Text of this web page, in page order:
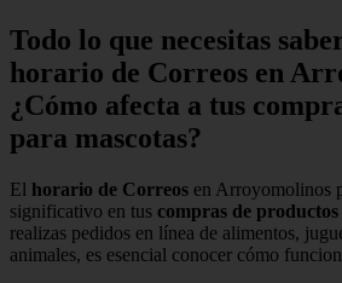
Todo lo que necesitas
horario de Correos en
¿Cómo afecta a tus
para mascotas?
El horario de Correos en Arroyomolinos
significativo en tus compras de
realizas pedidos en línea de alimentos,
animales, es esencial conocer cómo